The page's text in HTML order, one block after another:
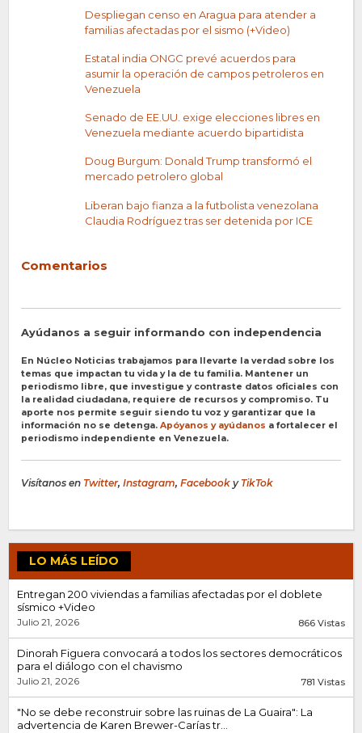
Despliegan censo en Aragua para atender a
familias afectadas por el sismo (+Video)
Estatal india ONGC prevé acuerdos para
asumir la operación de campos petroleros en
Venezuela
Senado de EE.UU. exige elecciones libres en
Venezuela mediante acuerdo bipartidista
Doug Burgum: Donald Trump transformó el
mercado petrolero global
Liberan bajo fianza a la futbolista venezolana
Claudia Rodríguez tras ser detenida por ICE
Comentarios
Ayúdanos a seguir informando con independencia
En Núcleo Noticias trabajamos para llevarte la verdad sobre los
temas que impactan tu vida y la de tu familia. Mantener un
periodismo libre, que investigue y contraste datos oficiales con
la realidad ciudadana, requiere de recursos y compromiso. Tu
aporte nos permite seguir siendo tu voz y garantizar que la
información no se detenga. Apóyanos y ayúdanos a fortalecer el
periodismo independiente en Venezuela.
Visítanos en Twitter, Instagram, Facebook y TikTok
LO MÁS LEÍDO
Entregan 200 viviendas a familias afectadas por el doblete
sísmico +Video
Julio 21, 2026 866 Vistas
Dinorah Figuera convocará a todos los sectores democráticos
para el diálogo con el chavismo
Julio 21, 2026 781 Vistas
"No se debe reconstruir sobre las ruinas de La Guaira": La
advertencia de Karen Brewer-Carías tr...